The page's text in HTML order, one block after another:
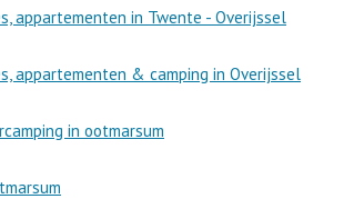
appartementen in Twente - Overijssel
appartementen & camping in Overijssel
in ootmarsum